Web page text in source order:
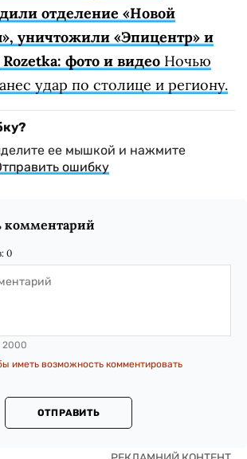
отделение «Новой
уничтожили «Эпицентр» и
фото и видео Ночью
удар по столице и региону.
ее мышкой и нажмите
ошибку
комментарий
0
2000
иметь возможность комментировать
ОТПРАВИТЬ